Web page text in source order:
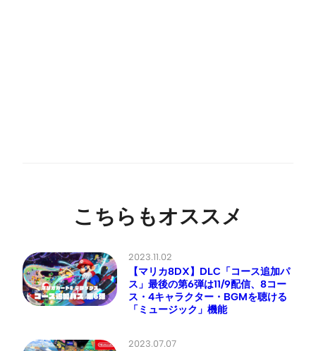
こちらもオススメ
2023.11.02
【マリカ8DX】DLC「コース追加パ
ス」最後の第6弾は11/9配信、8コー
ス・4キャラクター・BGMを聴ける
「ミュージック」機能
2023.07.07